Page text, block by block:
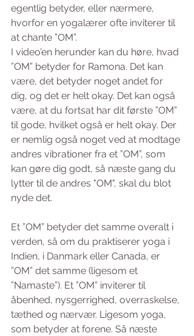
egentlig betyder, eller nærmere,
hvorfor en yogalærer ofte inviterer til
at chante ”OM”.
I video’en herunder kan du høre, hvad
”OM” betyder for Ramona. Det kan
være, det betyder noget andet for
dig, og det er helt okay. Det kan også
være, at du fortsat har dit første ”OM”
til gode, hvilket også er helt okay. Der
er nemlig også noget ved at modtage
andres vibrationer fra et ”OM”, som
kan gøre dig godt, så næste gang du
lytter til de andres "OM", skal du blot
nyde det.
Et ”OM” betyder det samme overalt i
verden, så om du praktiserer yoga i
Indien, i Danmark eller Canada, er
”OM” det samme (ligesom et
”Namaste”). Et ”OM” inviterer til
åbenhed, nysgerrighed, overraskelse,
tæthed og nærvær. Ligesom yoga,
som betyder at forene. Så næste